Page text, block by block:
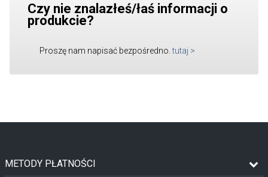
Czy nie znalazłeś/łaś informacji o
produkcie?
Proszę nam napisać bezpośredno. tutaj >
METODY PŁATNOŚCI